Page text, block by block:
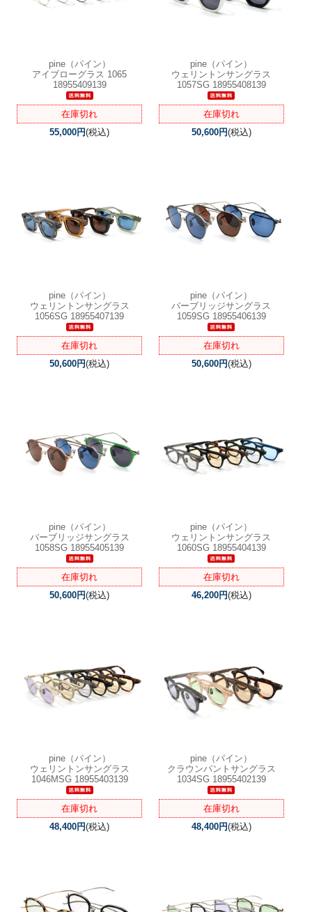
pine（パイン）
アイブローグラス 1065
18955409139
在庫切れ
55,000円(税込)
pine（パイン）
ウェリントンサングラス
1057SG 18955408139
在庫切れ
50,600円(税込)
pine（パイン）
ウェリントンサングラス
1056SG 18955407139
在庫切れ
50,600円(税込)
pine（パイン）
バーブリッジサングラス
1059SG 18955406139
在庫切れ
50,600円(税込)
pine（パイン）
バーブリッジサングラス
1058SG 18955405139
在庫切れ
50,600円(税込)
pine（パイン）
ウェリントンサングラス
1060SG 18955404139
在庫切れ
46,200円(税込)
pine（パイン）
ウェリントンサングラス
1046MSG 18955403139
在庫切れ
48,400円(税込)
pine（パイン）
クラウンパントサングラス
1034SG 18955402139
在庫切れ
48,400円(税込)